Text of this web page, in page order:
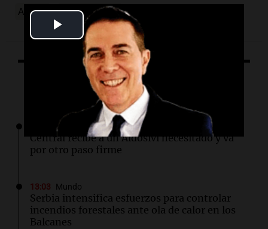
Play
Video
Angola Lionel Scaloni
Lo último
Deportes
Central recibe a un Aldosivi necesitado y va
por otro paso firme
13:03 Mundo
Serbia intensifica esfuerzos para controlar
incendios forestales ante ola de calor en los
Balcanes